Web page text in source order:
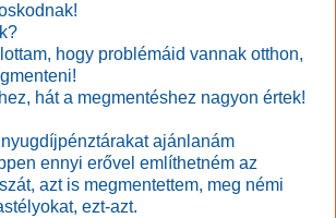
hogy problémáid vannak otthon,
hát a megmentéshez nagyon értek!
ajánlanám
ennyi erővel említhetném az
azt is megmentettem, meg némi
ezt-azt.